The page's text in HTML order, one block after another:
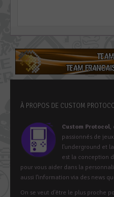
À PROPOS DE CUSTOM
Custom Protocol,
passionnés de
l’underground et
est la conception
pour vous aider dans la
aussi l’information via des news
On se veut d’être le plus proche